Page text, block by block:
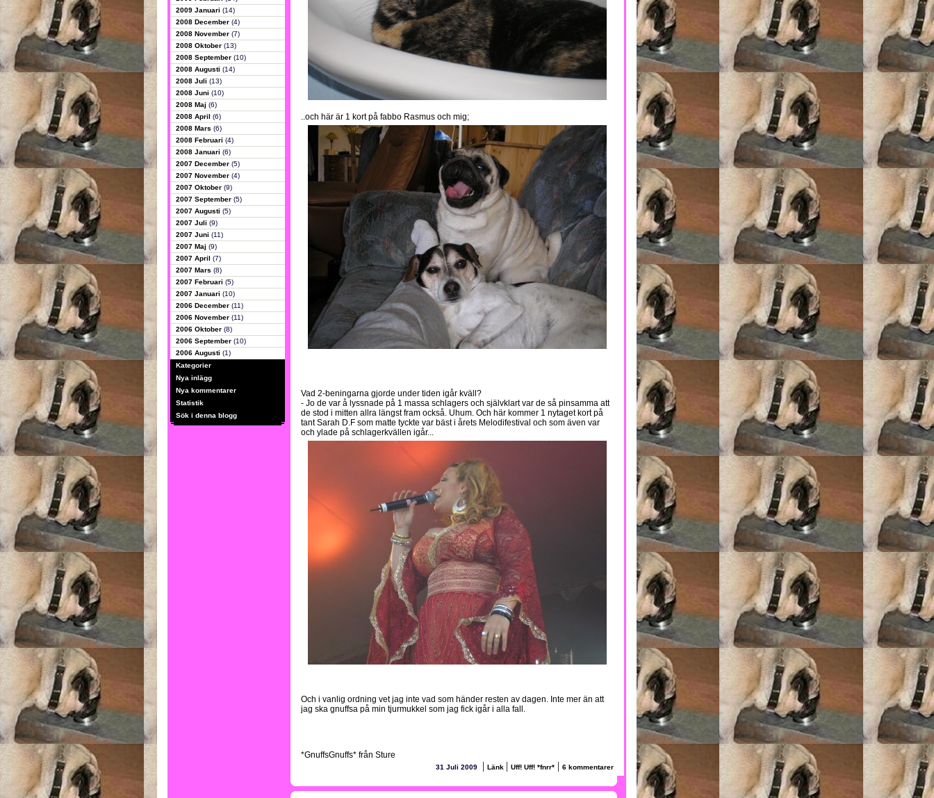
2009 Januari (14)
2008 December (4)
2008 November (7)
2008 Oktober (13)
2008 September (10)
2008 Augusti (14)
2008 Juli (13)
2008 Juni (10)
2008 Maj (6)
2008 April (6)
2008 Mars (6)
2008 Februari (4)
2008 Januari (6)
2007 December (5)
2007 November (4)
2007 Oktober (9)
2007 September (5)
2007 Augusti (5)
2007 Juli (9)
2007 Juni (11)
2007 Maj (9)
2007 April (7)
2007 Mars (8)
2007 Februari (5)
2007 Januari (10)
2006 December (11)
2006 November (11)
2006 Oktober (8)
2006 September (10)
2006 Augusti (1)
Kategorier
Nya inlägg
Nya kommentarer
Statistik
Sök i denna blogg
..och här är 1 kort på fabbo Rasmus och mig;
Vad 2-beningarna gjorde under tiden igår kväll?
- Jo de var å lyssnade på 1 massa schlagers och självklart var de så pinsamma att
de stod i mitten allra längst fram också. Uhum. Och här kommer 1 nytaget kort på
tant Sarah D.F som matte tyckte var bäst i årets Melodifestival och som även var
och ylade på schlagerkvällen igår...
Och i vanlig ordning vet jag inte vad som händer resten av dagen. Inte mer än att
jag ska gnuffsa på min tjurmukkel som jag fick igår i alla fall.
*GnuffsGnuffs* från Sture
31 Juli 2009 | Länk | Uff! Uff! *fnrr*| 6 kommentarer